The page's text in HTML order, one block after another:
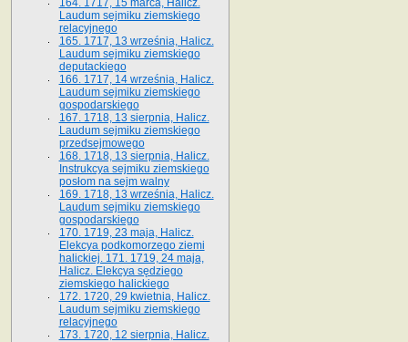
164. 1717, 15 marca, Halicz.
Laudum sejmiku ziemskiego
relacyjnego
165. 1717, 13 września, Halicz.
Laudum sejmiku ziemskiego
deputackiego
166. 1717, 14 września, Halicz.
Laudum sejmiku ziemskiego
gospodarskiego
167. 1718, 13 sierpnia, Halicz.
Laudum sejmiku ziemskiego
przedsejmowego
168. 1718, 13 sierpnia, Halicz.
Instrukcya sejmiku ziemskiego
posłom na sejm walny
169. 1718, 13 września, Halicz.
Laudum sejmiku ziemskiego
gospodarskiego
170. 1719, 23 maja, Halicz.
Elekcya podkomorzego ziemi
halickiej. 171. 1719, 24 maja,
Halicz. Elekcya sędziego
ziemskiego halickiego
172. 1720, 29 kwietnia, Halicz.
Laudum sejmiku ziemskiego
relacyjnego
173. 1720, 12 sierpnia, Halicz.